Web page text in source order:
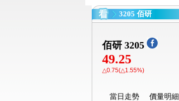
3205 佰研
佰研 3205
49.25
△0.75(△1.55%)
當日走勢 價量明細